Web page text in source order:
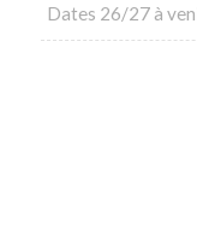
Dates 26/27 à